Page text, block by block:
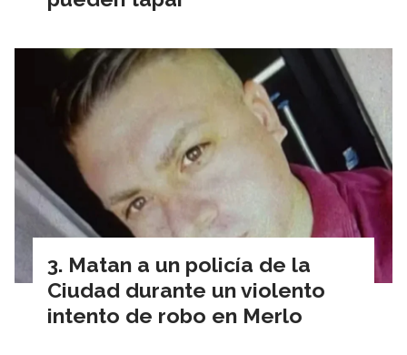
Matan a un policía de la
Ciudad durante un violento
intento de robo en Merlo